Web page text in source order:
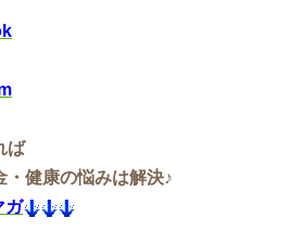
ば
・健康の悩みは解決♪
ガ